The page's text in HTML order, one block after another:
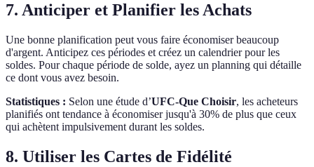
7. Anticiper et Planifier les Achats
Une bonne planification peut vous faire économiser beaucoup
d'argent. Anticipez ces périodes et créez un calendrier pour les
soldes. Pour chaque période de solde, ayez un planning qui détaille
ce dont vous avez besoin.
Statistiques : Selon une étude d’UFC-Que Choisir, les acheteurs
planifiés ont tendance à économiser jusqu'à 30% de plus que ceux
qui achètent impulsivement durant les soldes.
8. Utiliser les Cartes de Fidélité